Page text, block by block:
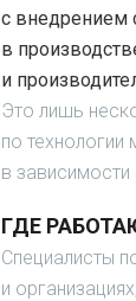
с внедрением
в
и
Это лишь
по технологии
в зависимости
ГДЕ
Специалисты
и